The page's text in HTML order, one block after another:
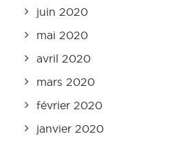
juin 2020
mai 2020
avril 2020
mars 2020
février 2020
janvier 2020